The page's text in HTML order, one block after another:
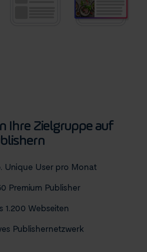
Ihre Zielgruppe auf
Unique User pro Monat
Premium Publisher
1.200 Webseiten
Publishernetzwerk